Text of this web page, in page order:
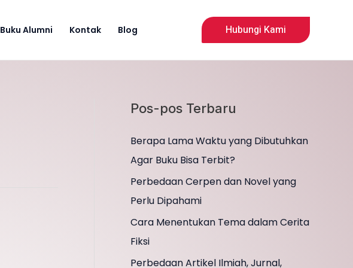
Buku Alumni Kontak Blog Hubungi Kami
Pos-pos Terbaru
Berapa Lama Waktu yang Dibutuhkan
Agar Buku Bisa Terbit?
Perbedaan Cerpen dan Novel yang
Perlu Dipahami
Cara Menentukan Tema dalam Cerita
Fiksi
Perbedaan Artikel Ilmiah, Jurnal,